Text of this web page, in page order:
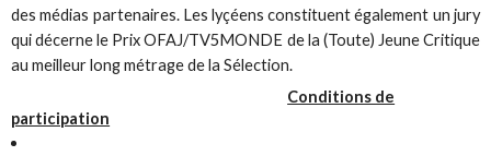
des médias partenaires. Les lyçéens constituent également un jury
qui décerne le Prix OFAJ/TV5MONDE de la (Toute) Jeune Critique
au meilleur long métrage de la Sélection.
Conditions de
participation